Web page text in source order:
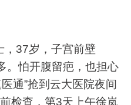
，37岁，子宫前壁
。怕开腹留疤，也担心
通”抢到云大医院夜间
检查，第3天上午徐岚